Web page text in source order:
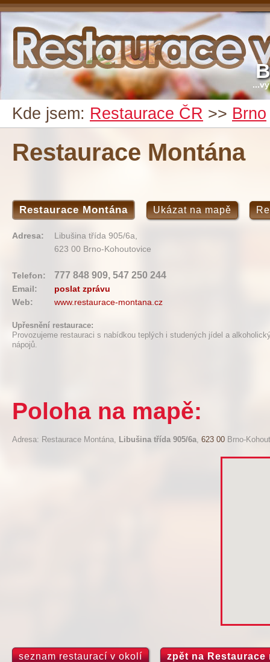
Kde jsem: Restaurace ČR >> Brno
Restaurace Montána
Restaurace Montána Ukázat na mapě
Adresa:
Libušina třída 905/6a,
623 00 Brno-Kohoutovice
Telefon: 777 848 909, 547 250 244
Email:
poslat zprávu
Web:
www.restaurace-montana.cz
Upřesnění restaurace:
Provozujeme restauraci s nabídkou teplých i studených jídel a
nápojů.
Poloha na mapě:
Adresa: Restaurace Montána, Libušina třída 905/6a, 623 00 Brno-
seznam restaurací v okolí zpět na Restaurace